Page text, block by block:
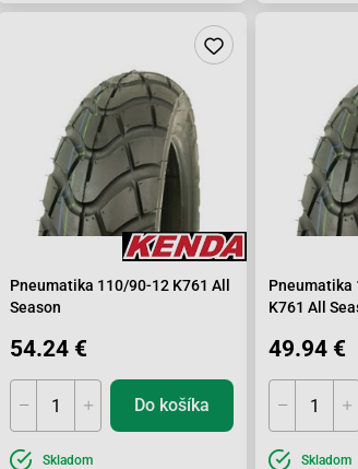
Pneumatika 110/90-12 K761 All
Season
54.24 €
Do košíka
Skladom
Pneumatika
K761 All
49.94 €
Skladom